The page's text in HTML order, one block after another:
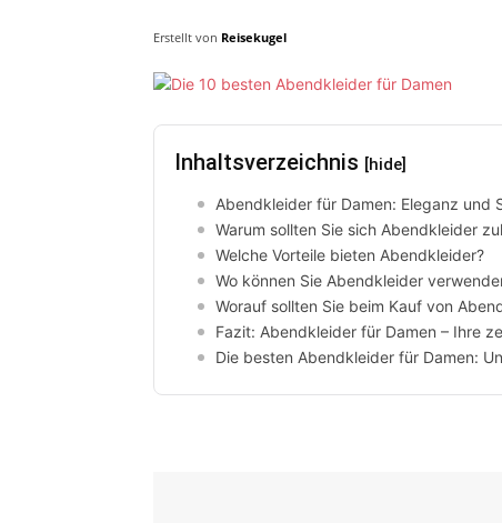
Erstellt von Reisekugel
Inhaltsverzeichnis [hide]
Abendkleider für Damen: Eleganz und
Warum sollten Sie sich Abendkleider
Welche Vorteile bieten Abendkleider?
Wo können Sie Abendkleider
Worauf sollten Sie beim Kauf von
Fazit: Abendkleider für Damen – Ihre
Die besten Abendkleider für Damen: